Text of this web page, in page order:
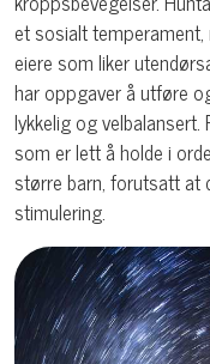
et sosialt
eiere som liker
har oppgaver å utføre
lykkelig og
som er lett å holde i
større barn, forutsatt at
stimulering.